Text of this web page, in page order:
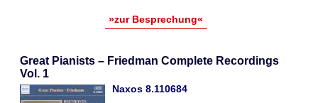
»zur Besprechung«
Great Pianists – Friedman Complete Recordings
Vol. 1
Naxos 8.110684